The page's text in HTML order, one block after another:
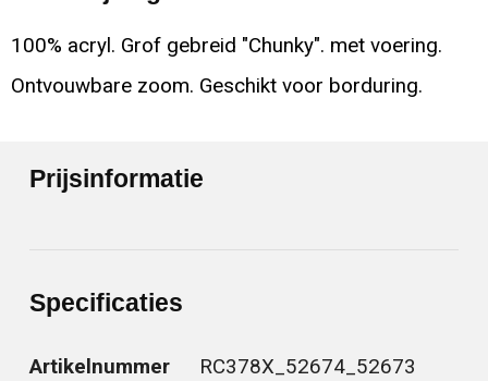
100% acryl. Grof gebreid "Chunky". met voering.
Ontvouwbare zoom. Geschikt voor borduring.
Prijsinformatie
Specificaties
Artikelnummer RC378X_52674_52673